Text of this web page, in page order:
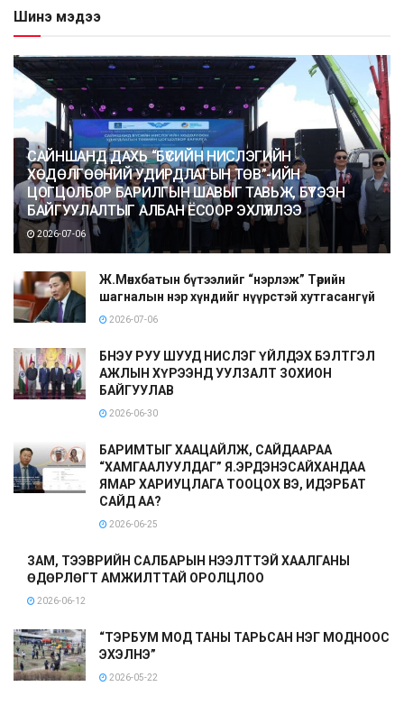
Шинэ мэдээ
САЙНШАНД ДАХЬ “БҮСИЙН НИСЛЭГИЙН
ХӨДӨЛГӨӨНИЙ УДИРДЛАГЫН ТӨВ”-ИЙН
ЦОГЦОЛБОР БАРИЛГЫН ШАВЫГ ТАВЬЖ, БҮТЭЭН
БАЙГУУЛАЛТЫГ АЛБАН ЁСООР ЭХЛҮҮЛЛЭЭ
2026-07-06
Ж.Мөнхбатын бүтээлийг “нэрлэж” Төрийн
шагналын нэр хүндийг нүүрстэй хутгасангүй
2026-07-06
БНЭУ РУУ ШУУД НИСЛЭГ ҮЙЛДЭХ БЭЛТГЭЛ
АЖЛЫН ХҮРЭЭНД УУЛЗАЛТ ЗОХИОН
БАЙГУУЛАВ
2026-06-30
БАРИМТЫГ ХААЦАЙЛЖ, САЙДААРАА
“ХАМГААЛУУЛДАГ” Я.ЭРДЭНЭСАЙХАНДАА
ЯМАР ХАРИУЦЛАГА ТООЦОХ ВЭ, ИДЭРБАТ
САЙД АА?
2026-06-25
ЗАМ, ТЭЭВРИЙН САЛБАРЫН НЭЭЛТТЭЙ ХААЛГАНЫ
ӨДӨРЛӨГТ АМЖИЛТТАЙ ОРОЛЦЛОО
2026-06-12
“ТЭРБУМ МОД ТАНЫ ТАРЬСАН НЭГ МОДНООС
ЭХЭЛНЭ”
2026-05-22